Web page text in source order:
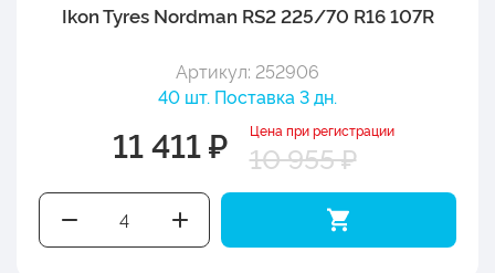
Ikon Tyres Nordman RS2 225/70 R16 107R
Артикул: 252906
40 шт. Поставка 3 дн.
11 411 ₽ Цена при регистрации
10 955 ₽